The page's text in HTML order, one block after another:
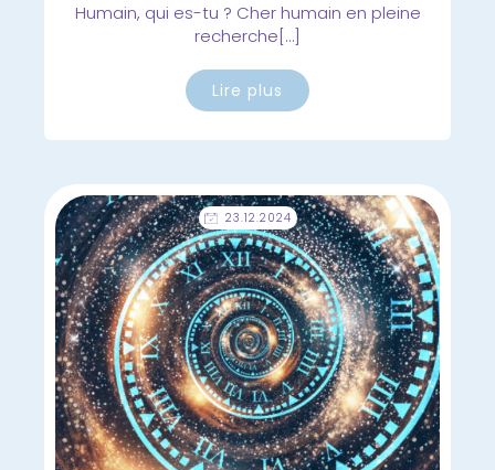
Humain, qui es-tu ? Cher humain en pleine
recherche[…]
Lire plus
23.12.2024